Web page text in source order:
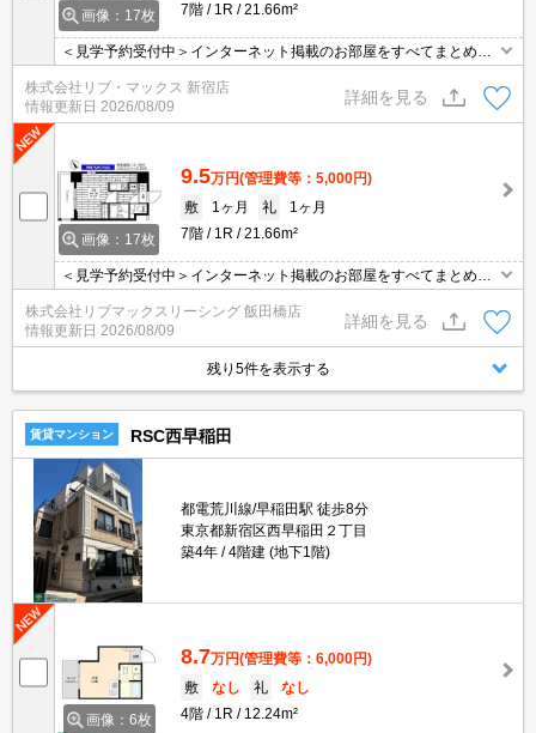
画像：17枚
7階
1R 21.66m²
＜見学予約受付中＞インターネット掲載のお部屋をすべてまとめて
ご紹介可能！ 初期費用クレジット決済可！問合せ当日でもご予約可
能！他社掲載物件もまとめてご紹介可能です。オンライン案内可。
写真・動画送付、WEB契約等来店不要でご契約可能。セキュリティ
充実で安心！お気軽にご相談くださいませ。
株式会社リブ・マックス 新宿店
情報更新日 2026/08/09
詳細を見る
画像：17枚
9.5万円(管理費等：5,000円)
敷
1ヶ月 礼
1ヶ月
7階
1R 21.66m²
＜見学予約受付中＞インターネット掲載のお部屋をすべてまとめて
ご紹介可能！ 初期費用クレジット決済可！問合せ当日でもご予約可
能！他社掲載物件もまとめてご紹介可能です。オンライン案内可。
写真・動画送付、WEB契約等来店不要でご契約可能。セキュリティ
充実で安心！お気軽にご相談くださいませ。
株式会社リブマックスリーシング 飯田橋店
情報更新日 2026/08/09
詳細を見る
残り5件を表示する
賃貸マンション RSC西早稲田
都電荒川線/早稲田駅 徒歩8分
東京都新宿区西早稲田２丁目
築4年
4階建 (地下1階)
画像：6枚
8.7万円(管理費等：6,000円)
敷
なし 礼
なし
4階
1R 12.24m²